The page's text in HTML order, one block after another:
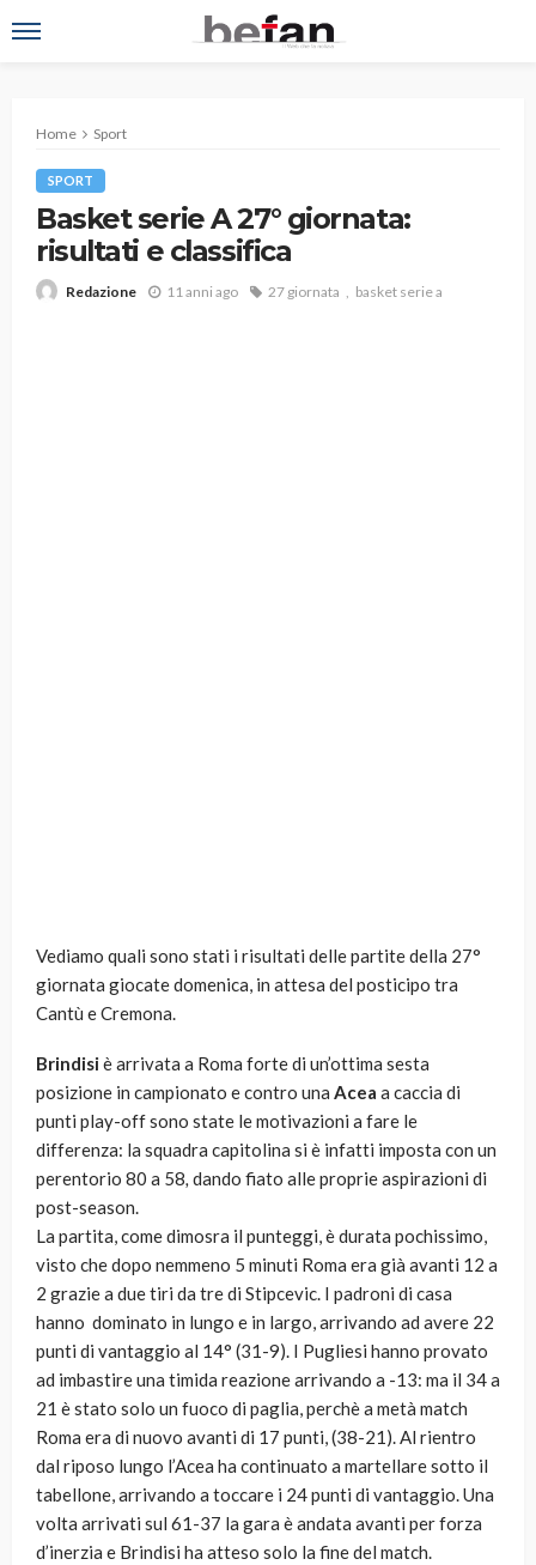
Home Sport
SPORT
Basket serie A 27° giornata:
risultati e classifica
Redazione 11 anni ago 27 giornata basket serie a
Vediamo quali sono stati i risultati delle partite della 27°
giornata giocate domenica, in attesa del posticipo tra
Cantù e Cremona.
Brindisiè arrivata a Roma forte di un’ottima sesta
posizione in campionato e contro una Acea a caccia di
punti play-off sono state le motivazioni a fare le
differenza: la squadra capitolina si è infatti imposta con un
perentorio 80 a 58, dando fiato alle proprie aspirazioni di
post-season.
La partita, come dimosra il punteggi, è durata pochissimo,
visto che dopo nemmeno 5 minuti Roma era già avanti 12 a
2 grazie a due tiri da tre di Stipcevic. I padroni di casa
hanno dominato in lungo e in largo, arrivando ad avere 22
punti di vantaggio al 14° (31-9). I Pugliesi hanno provato
ad imbastire una timida reazione arrivando a -13: ma il 34 a
21 è stato solo un fuoco di paglia, perchè a metà match
Roma era di nuovo avanti di 17 punti, (38-21). Al rientro
dal riposo lungo l’Acea ha continuato a martellare sotto il
tabellone, arrivando a toccare i 24 punti di vantaggio. Una
volta arrivati sul 61-37 la gara è andata avanti per forza
d’inerzia e Brindisi ha atteso solo la fine del match.